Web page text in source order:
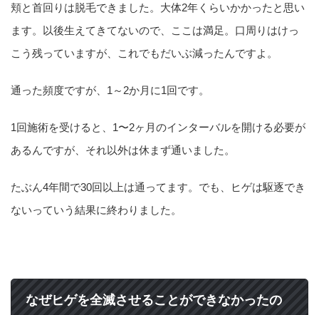
頬と首回りは脱毛できました。大体2年くらいかかったと思い
ます。以後生えてきてないので、ここは満足。口周りはけっ
こう残っていますが、これでもだいぶ減ったんですよ。
通った頻度ですが、1～2か月に1回です。
1回施術を受けると、1〜2ヶ月のインターバルを開ける必要が
あるんですが、それ以外は休まず通いました。
たぶん4年間で30回以上は通ってます。でも、ヒゲは駆逐でき
ないっていう結果に終わりました。
なぜヒゲを全滅させることができなかったの